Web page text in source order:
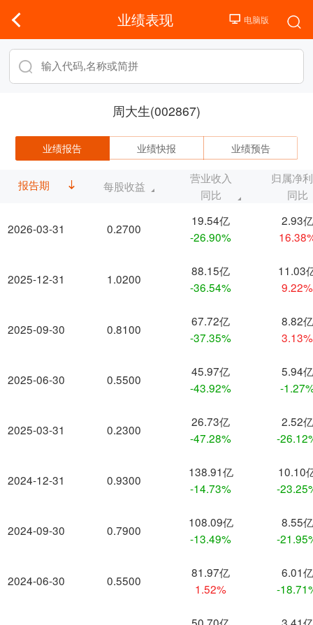
业绩表现
周大生(002867)
业绩报告 业绩快报 业绩预告
报告期
2026-03-31
2025-12-31
2025-09-30
2025-06-30
2025-03-31
2024-12-31
2024-09-30
2024-06-30
每股收益
营业收入
同比
归属净
同比
0.2700
19.54亿
-26.90%
2.93亿
1.0200
88.15亿
-36.54%
11.03
9.22%
0.8100
67.72亿
-37.35%
8.82亿
3.13%
0.5500
45.97亿
-43.92%
5.94亿
-
0.2300
26.73亿
-47.28%
2.52亿
-
0.9300
138.91亿
-14.73%
10.10
-
0.7900
108.09亿
-13.49%
8.55亿
-
0.5500
81.97亿
1.52%
6.01亿
-